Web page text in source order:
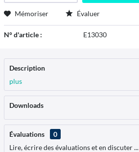
Mémoriser Évaluer
N° d'article : E13030
Description
plus
Downloads
Évaluations
0
Lire, écrire des évaluations et en discuter ...